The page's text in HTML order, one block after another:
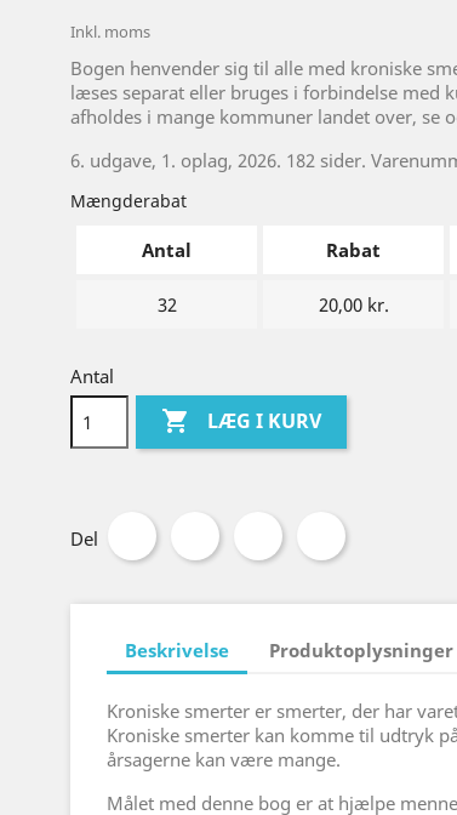
Inkl. moms
Bogen henvender sig til alle med kroniske
læses separat eller bruges i forbindelse med
afholdes i mange kommuner landet over, se
6. udgave, 1. oplag, 2026. 182 sider.
Mængderabat
Antal Rabat
32 20,00 kr.
Antal
 LÆG I KURV
Del
Beskrivelse Produktoplysninger
Kroniske smerter er smerter, der har
Kroniske smerter kan komme til udtryk
årsagerne kan være mange.
Målet med denne bog er at hjælpe